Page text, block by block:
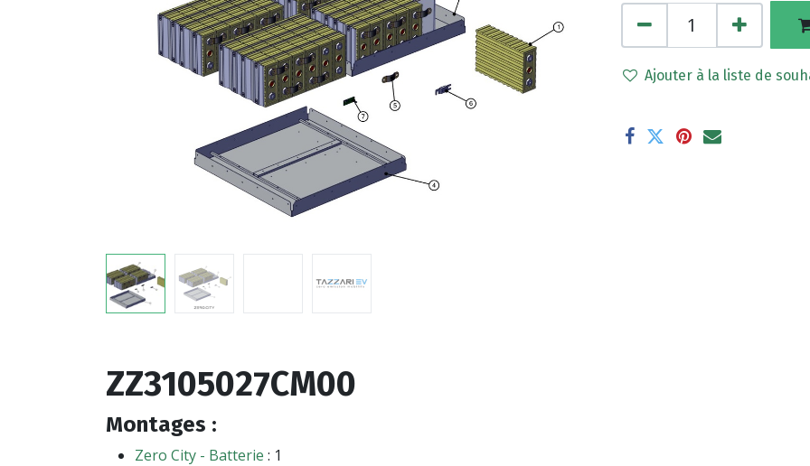
Ajouter à la liste de
ZZ3105027CM00
Montages :
Zero City - Batterie : 1